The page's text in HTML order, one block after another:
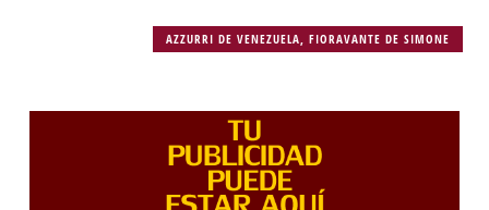
AZZURRI DE VENEZUELA ,FIORAVANTE DE SIMONE